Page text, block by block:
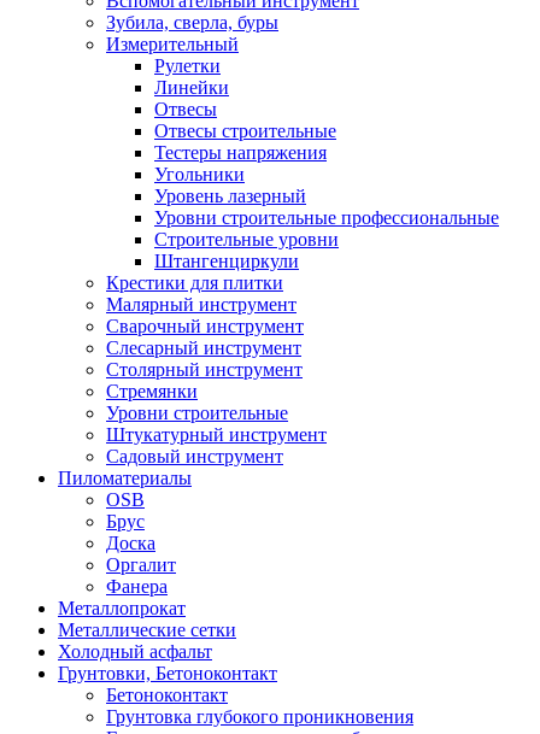
Зубила, сверла, буры
Измерительный
Рулетки
Линейки
Отвесы
Отвесы строительные
Тестеры напряжения
Угольники
Уровень лазерный
Уровни строительные профессиональные
Строительные уровни
Штангенциркули
Крестики для плитки
Малярный инструмент
Сварочный инструмент
Слесарный инструмент
Столярный инструмент
Стремянки
Уровни строительные
Штукатурный инструмент
Садовый инструмент
Пиломатериалы
OSB
Брус
Доска
Оргалит
Фанера
Металлопрокат
Металлические сетки
Холодный асфальт
Грунтовки, Бетоноконтакт
Бетоноконтакт
Грунтовка глубокого проникновения